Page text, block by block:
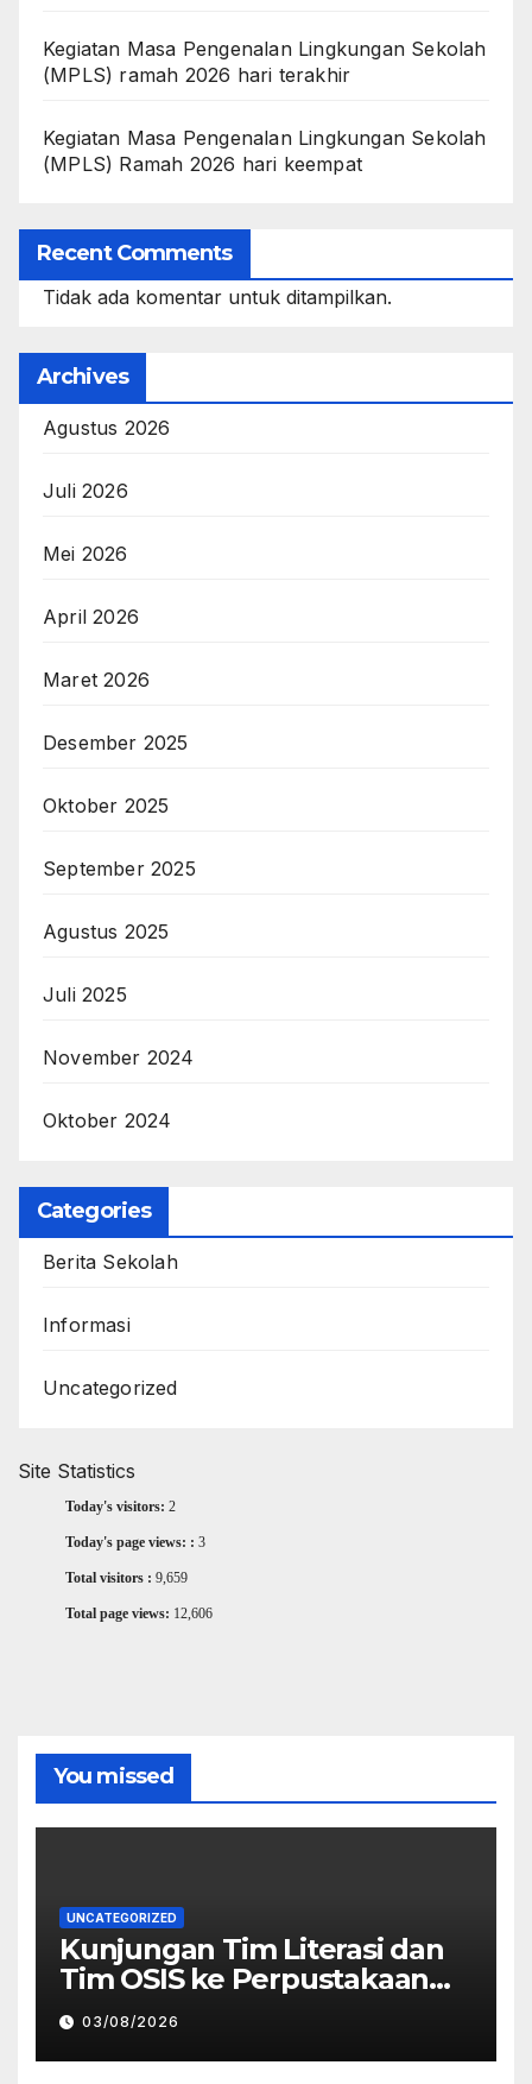
Kegiatan Masa Pengenalan Lingkungan Sekolah
(MPLS) ramah 2026 hari terakhir
Kegiatan Masa Pengenalan Lingkungan Sekolah
(MPLS) Ramah 2026 hari keempat
Recent Comments
Tidak ada komentar untuk ditampilkan.
Archives
Agustus 2026
Juli 2026
Mei 2026
April 2026
Maret 2026
Desember 2025
Oktober 2025
September 2025
Agustus 2025
Juli 2025
November 2024
Oktober 2024
Categories
Berita Sekolah
Informasi
Uncategorized
Site Statistics
Today's visitors: 2
Today's page views: : 3
Total visitors : 9,659
Total page views: 12,606
You missed
UNCATEGORIZED
Kunjungan Tim Literasi dan
Tim OSIS ke Perpustakaan
Daerah Bojonegoro
03/08/2026